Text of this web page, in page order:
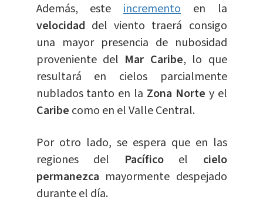
Además, este incremento en la
velocidad del viento traerá consigo
una mayor presencia de nubosidad
proveniente del Mar Caribe, lo que
resultará en cielos parcialmente
nublados tanto en la Zona Norte y el
Caribe como en el Valle Central.
Por otro lado, se espera que en las
regiones del Pacífico el cielo
permanezca mayormente despejado
durante el día.